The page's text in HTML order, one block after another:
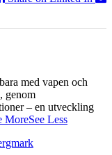
med vapen och
genom
– en utveckling
MoreSee Less